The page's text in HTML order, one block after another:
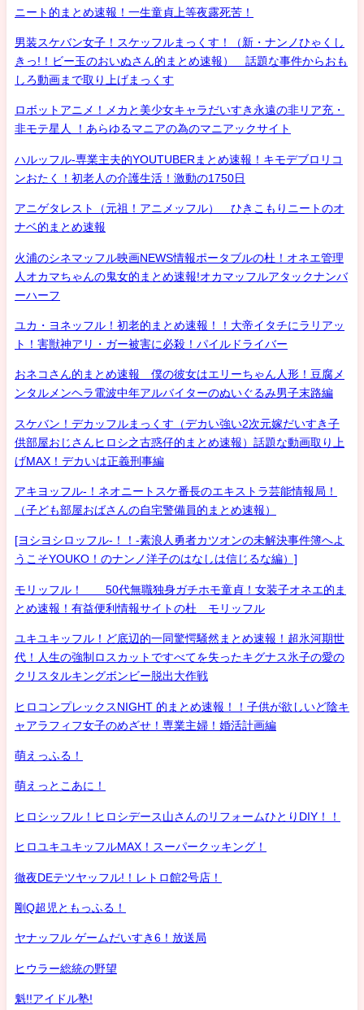
ニート的まとめ速報！一生童貞上等夜露死苦！
男装スケバン女子！スケッフルまっくす！（新・ナンノひゃくし
きっ!！ビー玉のおいぬさん的まとめ速報） 話題な事件からおも
しろ動画まで取り上げまっくす
ロボットアニメ！メカと美少女キャラだいすき永遠の非リア充・
非モテ星人 ！あらゆるマニアの為のマニアックサイト
ハルッフル-専業主夫的YOUTUBERまとめ速報！キモデブロリコ
ンおたく！初老人の介護生活！激動の1750日
アニゲタレスト（元祖！アニメッフル） ひきこもりニートのオ
ナベ的まとめ速報
火浦のシネマッフル映画NEWS情報ポータブルの杜！オネエ管理
人オカマちゃんの鬼女的まとめ速報!オカマッフルアタックナンバ
ーハーフ
ユカ・ヨネッフル！初老的まとめ速報！！大帝イタチにラリアッ
ト！害獣神アリ・ガー被害に必殺！パイルドライバー
おネコさん的まとめ速報 僕の彼女はエリーちゃん人形！豆腐メ
ンタルメンヘラ電波中年アルバイターのぬいぐるみ男子末路編
スケバン！デカッフルまっくす（デカい強い2次元嫁だいすき子
供部屋おじさんヒロシ之古惑仔的まとめ速報）話題な動画取り上
げMAX！デカいは正義刑事編
アキヨッフル-！ネオニートスケ番長のエキストラ芸能情報局！
（子ども部屋おばさんの自宅警備員的まとめ速報）
[ヨシヨシロッフル-！！-素浪人勇者カツオンの未解決事件簿へよ
うこそYOUKO！のナンノ洋子のはなしは信じるな編）]
モリッフル！ 50代無職独身ガチホモ童貞！女装子オネエ的ま
とめ速報！有益便利情報サイトの杜 モリッフル
ユキユキッフル！ど底辺的一同驚愕騒然まとめ速報！超氷河期世
代！人生の強制ロスカットですべてを失ったキグナス氷子の愛の
クリスタルキングボンビー脱出大作戦
ヒロコンプレックスNIGHT 的まとめ速報！！子供が欲しいど陰キ
ャアラフィフ女子のめざせ！専業主婦！婚活計画編
萌えっふる！
萌えっとこあに！
ヒロシッフル！ヒロシデース山さんのリフォームひとりDIY！！
ヒロユキユキッフルMAX！スーパークッキング！
徹夜DEテツヤッフル!！レトロ館2号店！
剛Q超児ともっふる！
ヤナッフル ゲームだいすき6！放送局
ヒウラー総統の野望
魁!!アイドル塾!